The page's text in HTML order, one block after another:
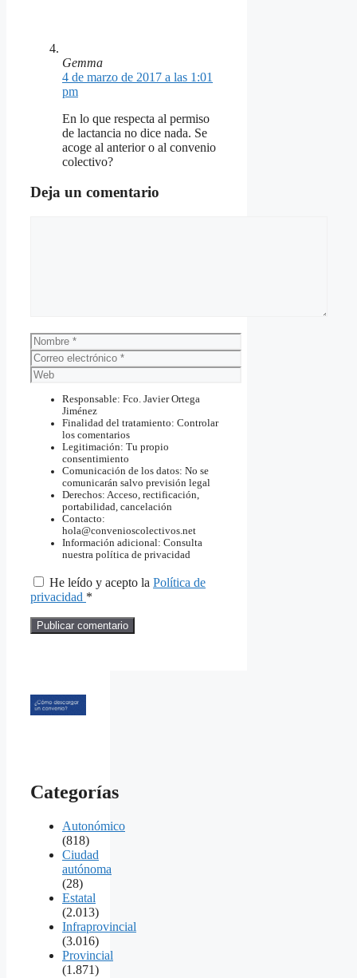
Gemma
4 de marzo de 2017 a las 1:01
pm
En lo que respecta al permiso
de lactancia no dice nada. Se
acoge al anterior o al convenio
colectivo?
Deja un comentario
Nombre
Correo
electrónico
Web
Responsable: Fco. Javier Ortega
Jiménez
Finalidad del tratamiento: Controlar
los comentarios
Legitimación: Tu propio
consentimiento
Comunicación de los datos: No se
comunicarán salvo previsión legal
Derechos: Acceso, rectificación,
portabilidad, cancelación
Contacto:
hola@convenioscolectivos.net
Información adicional: Consulta
nuestra política de privacidad
He leído y acepto la Política de
privacidad *
Categorías
Autonómico
(818)
Ciudad
autónoma
(28)
Estatal
(2.013)
Infraprovincial
(3.016)
Provincial
(1.871)